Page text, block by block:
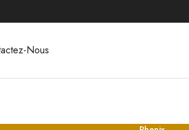
Nous